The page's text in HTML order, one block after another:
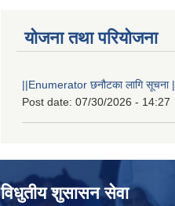
योजना तथा परियोजना
||Enumerator छनौटका लागि सूचना |
Post date: 07/30/2026 - 14:27
विधुतीय शुसासन सेवा